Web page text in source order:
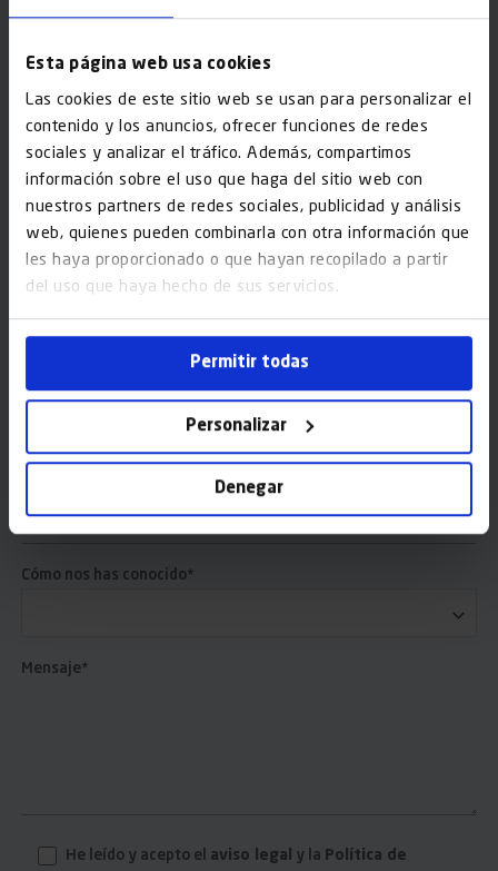
Esta página web usa cookies
Las cookies de este sitio web se usan para personalizar el
contenido y los anuncios, ofrecer funciones de redes
sociales y analizar el tráfico. Además, compartimos
información sobre el uso que haga del sitio web con
nuestros partners de redes sociales, publicidad y análisis
web, quienes pueden combinarla con otra información que
les haya proporcionado o que hayan recopilado a partir
del uso que haya hecho de sus servicios.
Permitir todas
Personalizar
Denegar
Email*
Dirección*
Código Postal*
Interesado en*
Cómo nos has conocido*
Mensaje*
He leído y acepto el aviso legal y la Política de